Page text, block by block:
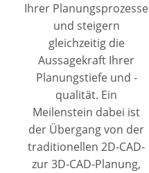
Ihrer Planungsprozesse
und steigern
gleichzeitig die
Aussagekraft Ihrer
Planungstiefe und -
qualität. Ein
Meilenstein dabei ist
der Übergang von der
traditionellen 2D-CAD-
zur 3D-CAD-Planung,